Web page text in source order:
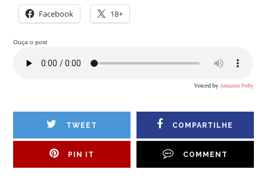
Facebook 18+
Ouça o post
TWEET COMPARTILHE
PIN IT COMMENT